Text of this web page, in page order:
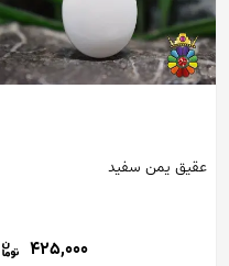
عقیق یمن سفید
425,000